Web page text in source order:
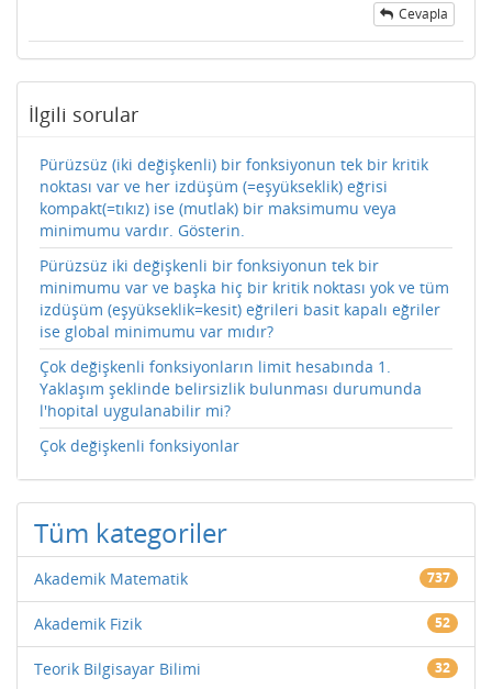
Cevapla
İlgili sorular
Pürüzsüz (iki değişkenli) bir fonksiyonun tek bir kritik
noktası var ve her izdüşüm (=eşyükseklik) eğrisi
kompakt(=tıkız) ise (mutlak) bir maksimumu veya
minimumu vardır. Gösterin.
Pürüzsüz iki değişkenli bir fonksiyonun tek bir
minimumu var ve başka hiç bir kritik noktası yok ve tüm
izdüşüm (eşyükseklik=kesit) eğrileri basit kapalı eğriler
ise global minimumu var mıdır?
Çok değişkenli fonksiyonların limit hesabında 1.
Yaklaşım şeklinde belirsizlik bulunması durumunda
l'hopital uygulanabilir mi?
Çok değişkenli fonksiyonlar
Tüm kategoriler
Akademik Matematik 737
Akademik Fizik 52
Teorik Bilgisayar Bilimi 32